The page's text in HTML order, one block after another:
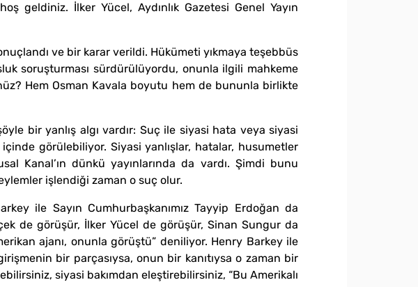
geldiniz. İlker Yücel, Aydınlık Gazetesi Genel Yayın
ve bir karar verildi. Hükümeti yıkmaya teşebbüs
soruşturması sürdürülüyordu, onunla ilgili mahkeme
Hem Osman Kavala boyutu hem de bununla birlikte
bir yanlış algı vardır: Suç ile siyasi hata veya siyasi
görülebiliyor. Siyasi yanlışlar, hatalar, husumetler
Kanal’ın dünkü yayınlarında da vardı. Şimdi bunu
işlendiği zaman o suç olur.
ile Sayın Cumhurbaşkanımız Tayyip Erdoğan da
de görüşür, İlker Yücel de görüşür, Sinan Sungur da
ajanı, onunla görüştü” deniliyor. Henry Barkey ile
bir parçasıysa, onun bir kanıtıysa o zaman bir
siyasi bakımdan eleştirebilirsiniz, “Bu Amerikalı